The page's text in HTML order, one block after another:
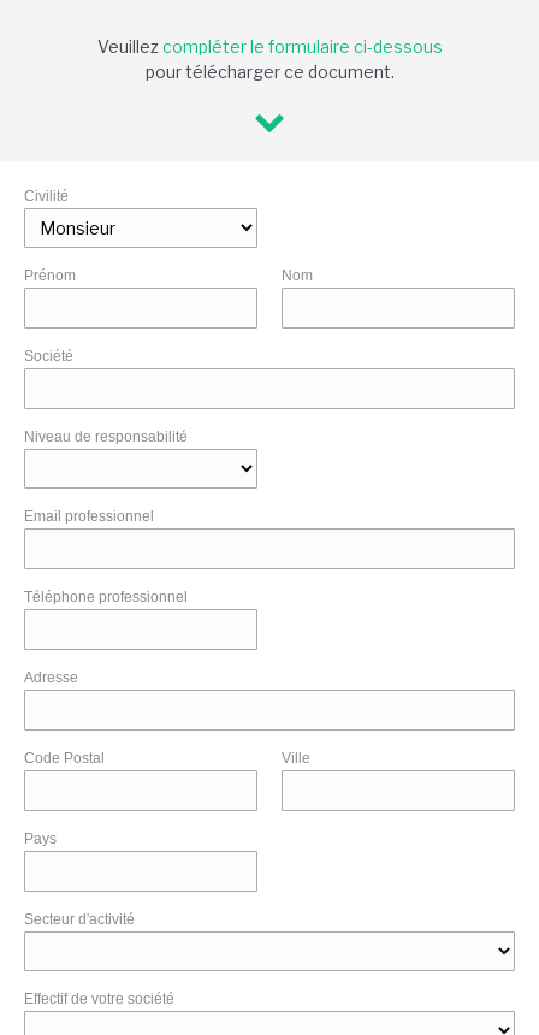
Veuillezcompléter le formulaire ci-dessous
pour télécharger ce document.
Civilité
Prénom Nom
Société
Niveau de responsabilité
Email professionnel
Téléphone professionnel
Adresse
Code Postal Ville
Pays
Secteur d'activité
Effectif de votre société